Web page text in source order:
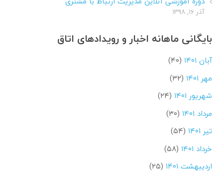
آذر ۱۶, ۱۳۹۸
بایگانی ماهانه اخبار و رویدادهای اتاق
آبان ۱۴۰۱
(۴۰)
مهر ۱۴۰۱
(۳۲)
شهریور ۱۴۰۱
(۲۴)
مرداد ۱۴۰۱
(۳۰)
تیر ۱۴۰۱
(۵۴)
خرداد ۱۴۰۱
(۵۸)
اردیبهشت ۱۴۰۱
(۲۵)